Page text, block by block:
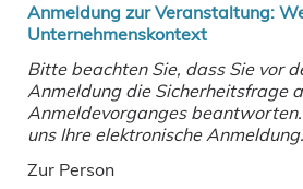
Anmeldung zur Veranstaltung:
Unternehmenskontext
Bitte beachten Sie, dass Sie vor
Anmeldung die Sicherheitsfrage
Anmeldevorganges
uns Ihre elektronische
Zur Person